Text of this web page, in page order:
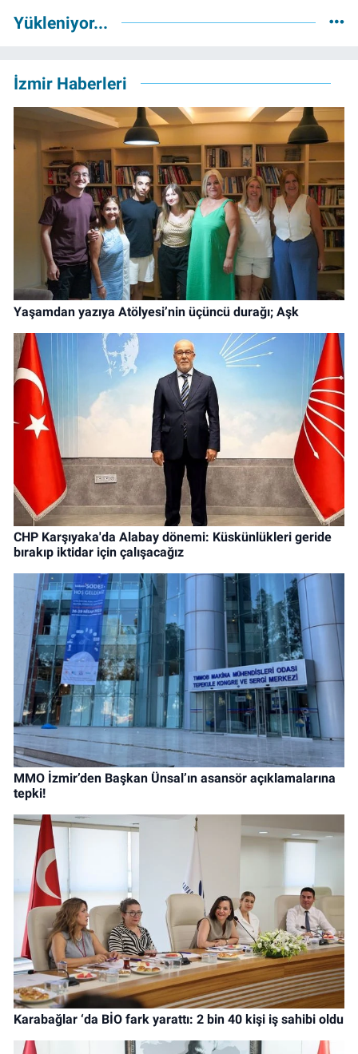
Yükleniyor...
İzmir Haberleri
Yaşamdan yazıya Atölyesi’nin üçüncü durağı; Aşk
CHP Karşıyaka'da Alabay dönemi: Küskünlükleri geride
bırakıp iktidar için çalışacağız
MMO İzmir’den Başkan Ünsal’ın asansör açıklamalarına
tepki!
Karabağlar ‘da BİO fark yarattı: 2 bin 40 kişi iş sahibi oldu